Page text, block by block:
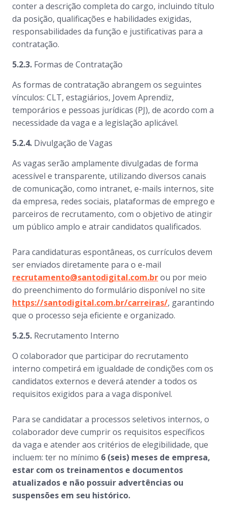
conter a descrição completa do cargo, incluindo título
da posição, qualificações e habilidades exigidas,
responsabilidades da função e justificativas para a
contratação.
5.2.3. Formas de Contratação
As formas de contratação abrangem os seguintes
vínculos: CLT, estagiários, Jovem Aprendiz,
temporários e pessoas jurídicas (PJ), de acordo com a
necessidade da vaga e a legislação aplicável.
5.2.4. Divulgação de Vagas
As vagas serão amplamente divulgadas de forma
acessível e transparente, utilizando diversos canais
de comunicação, como intranet, e-mails internos, site
da empresa, redes sociais, plataformas de emprego e
parceiros de recrutamento, com o objetivo de atingir
um público amplo e atrair candidatos qualificados.
Para candidaturas espontâneas, os currículos devem
ser enviados diretamente para o e-mail
recrutamento@santodigital.com.brou por meio
do preenchimento do formulário disponível no site
https://santodigital.com.br/carreiras/, garantindo
que o processo seja eficiente e organizado.
5.2.5. Recrutamento Interno
O colaborador que participar do recrutamento
interno competirá em igualdade de condições com os
candidatos externos e deverá atender a todos os
requisitos exigidos para a vaga disponível.
Para se candidatar a processos seletivos internos, o
colaborador deve cumprir os requisitos específicos
da vaga e atender aos critérios de elegibilidade, que
incluem: ter no mínimo 6 (seis) meses de empresa,
estar com os treinamentos e documentos
atualizados e não possuir advertências ou
suspensões em seu histórico.